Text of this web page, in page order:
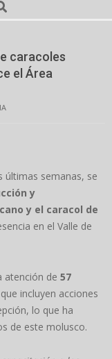
caracoles
el Área
últimas semanas, se
y
y el caracol de
en el Valle de
atención de 57
que incluyen acciones
lo que ha
de este molusco.